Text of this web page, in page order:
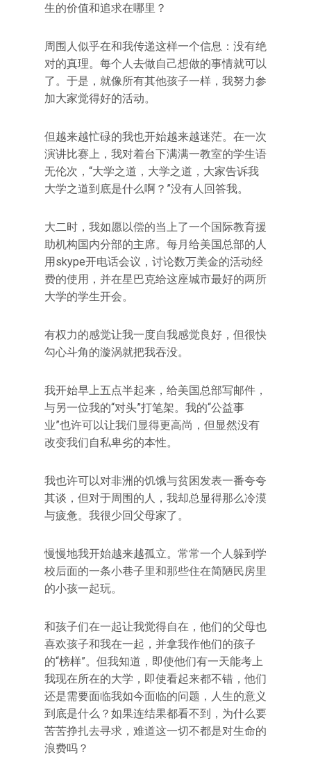
生的价值和追求在哪里？
周围人似乎在和我传递这样一个信息：没有绝
对的真理。每个人去做自己想做的事情就可以
了。于是，就像所有其他孩子一样，我努力参
加大家觉得好的活动。
但越来越忙碌的我也开始越来越迷茫。在一次
演讲比赛上，我对着台下满满一教室的学生语
无伦次，“大学之道，大学之道，大家告诉我
大学之道到底是什么啊？”没有人回答我。
大二时，我如愿以偿的当上了一个国际教育援
助机构国内分部的主席。每月给美国总部的人
用skype开电话会议，讨论数万美金的活动经
费的使用，并在星巴克给这座城市最好的两所
大学的学生开会。
有权力的感觉让我一度自我感觉良好，但很快
勾心斗角的漩涡就把我吞没。
我开始早上五点半起来，给美国总部写邮件，
与另一位我的“对头”打笔架。我的“公益事
业”也许可以让我们显得更高尚，但显然没有
改变我们自私卑劣的本性。
我也许可以对非洲的饥饿与贫困发表一番夸夸
其谈，但对于周围的人，我却总显得那么冷漠
与疲惫。我很少回父母家了。
慢慢地我开始越来越孤立。常常一个人躲到学
校后面的一条小巷子里和那些住在简陋民房里
的小孩一起玩。
和孩子们在一起让我觉得自在，他们的父母也
喜欢孩子和我在一起，并拿我作他们的孩子
的“榜样”。但我知道，即使他们有一天能考上
我现在所在的大学，即使看起来都不错，他们
还是需要面临我如今面临的问题，人生的意义
到底是什么？如果连结果都看不到，为什么要
苦苦挣扎去寻求，难道这一切不都是对生命的
浪费吗？